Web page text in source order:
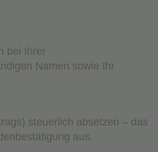
bei Ihrer
Namen sowie Ihr
steuerlich absetzen – das
aus.